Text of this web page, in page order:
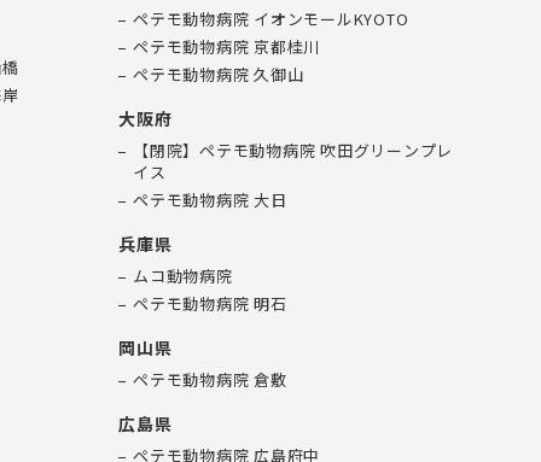
ペテモ動物病院 イオンモールKYOTO
ペテモ動物病院 京都桂川
ペテモ動物病院 久御山
大阪府
【閉院】ペテモ動物病院 吹田グリーンプレ
イス
ペテモ動物病院 大日
兵庫県
ムコ動物病院
ペテモ動物病院 明石
岡山県
ペテモ動物病院 倉敷
広島県
ペテモ動物病院 広島府中